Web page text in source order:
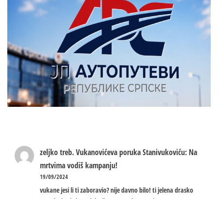
zeljko treb.Vukanovićeva poruka Stanivukoviću: Na
mrtvima vodiš kampanju!
19/09/2024
vukane jesi li ti zaboravio? nije davno bilo! ti jelena drasko